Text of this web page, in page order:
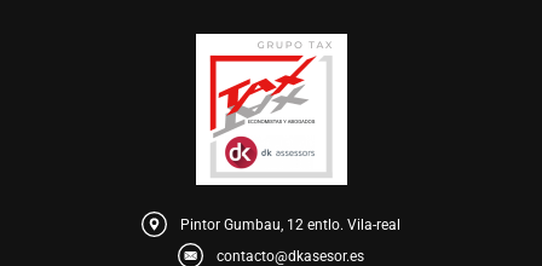
Pintor Gumbau, 12 entlo. Vila-real
contacto@dkasesor.es